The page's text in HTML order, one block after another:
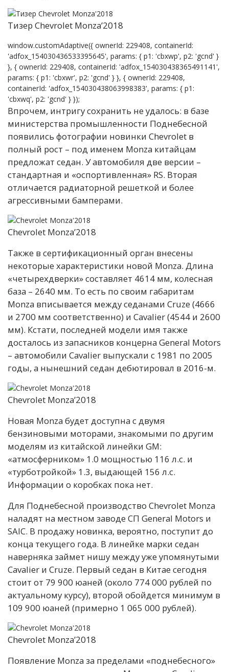
Тизер Chevrolet Monza’2018
window.customAdaptive({ ownerId: 229408, containerId:
'adfox_154030436533395645', params: { p1: 'cbxwp', p2: 'gcnd' }
}, { ownerId: 229408, containerId: 'adfox_154030438365491141',
params: { p1: 'cbxwr', p2: 'gcnd' } }, { ownerId: 229408,
containerId: 'adfox_154030438063998383', params: { p1:
'cbxwq', p2: 'gcnd' } });
Впрочем, интригу сохранить не удалось: в базе
министерства промышленности Поднебесной
появились фотографии новинки Chevrolet в
полный рост – под именем Monza китайцам
предложат седан. У автомобиля две версии –
стандартная и «оспортивленная» RS. Вторая
отличается радиаторной решеткой и более
агрессивными бамперами.
Chevrolet Monza’2018
Также в сертификационный орган внесены
некоторые характеристики новой Monza. Длина
«четырехдверки» составляет 4614 мм, колесная
база – 2640 мм. То есть по своим габаритам
Monza вписывается между седанами Cruze (4666
и 2700 мм соответственно) и Cavalier (4544 и 2600
мм). Кстати, последней модели имя также
досталось из запасников концерна General Motors
– автомобили Cavalier выпускали с 1981 по 2005
годы, а нынешний седан дебютировал в 2016-м.
Chevrolet Monza’2018
Новая Monza будет доступна с двумя
бензиновыми моторами, знакомыми по другим
моделям из китайской линейки GM:
«атмосферником» 1.0 мощностью 116 л.с. и
«турботройкой» 1.3, выдающей 156 л.с.
Информации о коробках пока нет.
Для Поднебесной производство Chevrolet Monza
наладят на местном заводе СП General Motors и
SAIC. В продажу новинка, вероятно, поступит до
конца текущего года. В линейке марки седан
наверняка займет нишу между уже упомянутыми
Cavalier и Cruze. Первый седан в Китае сегодня
стоит от 79 900 юаней (около 774 000 рублей по
актуальному курсу), второй обойдется минимум в
109 900 юаней (примерно 1 065 000 рублей).
Chevrolet Monza’2018
Появление Monza за пределами «поднебесного»